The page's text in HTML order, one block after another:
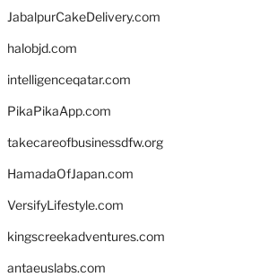
JabalpurCakeDelivery.com
halobjd.com
intelligenceqatar.com
PikaPikaApp.com
takecareofbusinessdfw.org
HamadaOfJapan.com
VersifyLifestyle.com
kingscreekadventures.com
antaeuslabs.com